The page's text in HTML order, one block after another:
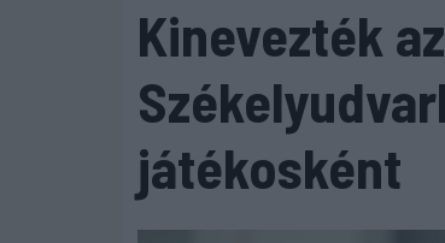
Kinevezték
játékosként